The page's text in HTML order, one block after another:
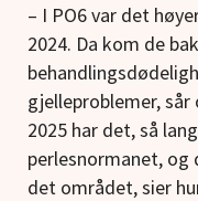
– I PO6 var det
2024. Da kom de
gjelleproblemer,
2025 har det, så
perlesnormanet,
det området, sier